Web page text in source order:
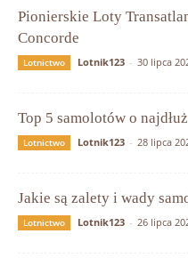
Pionierskie Loty
Concorde
Lotnictwo Lotnik123 - 30 lipca
Top 5 samolotów o
Lotnictwo Lotnik123 - 28 lipca
Jakie są zalety i wady
Lotnictwo Lotnik123 - 26 lipca